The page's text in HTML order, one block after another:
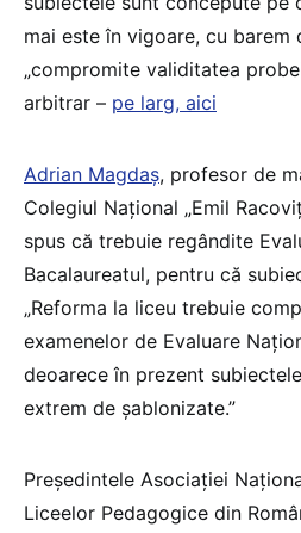
mai este în vigoare, cu barem
„compromite validitatea
arbitrar – pe larg, aici
Adrian Magdaș, profesor de
Colegiul Național „Emil
spus că trebuie regândite
Bacalaureatul, pentru că
„Reforma la liceu trebuie
examenelor de Evaluare
deoarece în prezent
extrem de șablonizate.”
Președintele Asociației
Liceelor Pedagogice din